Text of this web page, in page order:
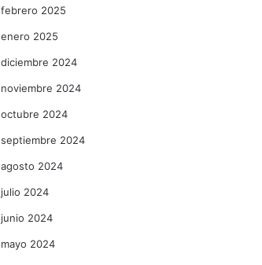
febrero 2025
enero 2025
diciembre 2024
noviembre 2024
octubre 2024
septiembre 2024
agosto 2024
julio 2024
junio 2024
mayo 2024